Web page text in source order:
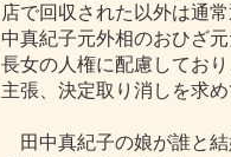
店で回収された以外は通
中真紀子元外相のおひざ
長女の人権に配慮してお
主張、決定取り消しを求め
田中真紀子の娘が誰と結